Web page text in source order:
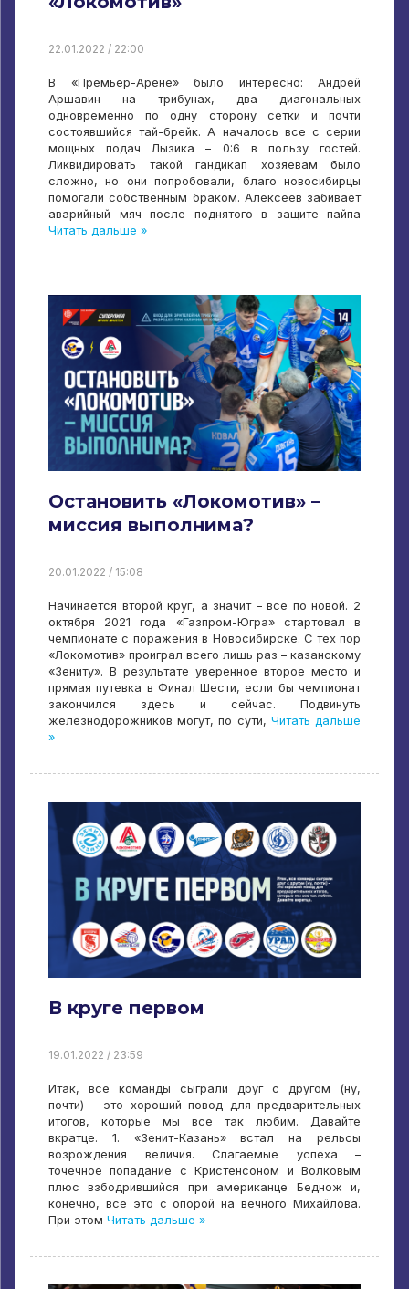
22.01.2022 / 22:00
В «Премьер-Арене» было интересно: Андрей
Аршавин на трибунах, два диагональных
одновременно по одну сторону сетки и почти
состоявшийся тай-брейк. А началось все с серии
мощных подач Лызика – 0:6 в пользу гостей.
Ликвидировать такой гандикап хозяевам было
сложно, но они попробовали, благо новосибирцы
помогали собственным браком. Алексеев забивает
аварийный мяч после поднятого в защите пайпа
Читать дальше »
Остановить «Локомотив» –
миссия выполнима?
20.01.2022 / 15:08
Начинается второй круг, а значит – все по новой. 2
октября 2021 года «Газпром-Югра» стартовал в
чемпионате с поражения в Новосибирске. С тех пор
«Локомотив» проиграл всего лишь раз – казанскому
«Зениту». В результате уверенное второе место и
прямая путевка в Финал Шести, если бы чемпионат
закончился здесь и сейчас. Подвинуть
железнодорожников могут, по сути, Читать дальше
»
В круге первом
19.01.2022 / 23:59
Итак, все команды сыграли друг с другом (ну,
почти) – это хороший повод для предварительных
итогов, которые мы все так любим. Давайте
вкратце. 1. «Зенит-Казань» встал на рельсы
возрождения величия. Слагаемые успеха –
точечное попадание с Кристенсоном и Волковым
плюс взбодрившийся при американце Беднож и,
конечно, все это с опорой на вечного Михайлова.
При этом Читать дальше »